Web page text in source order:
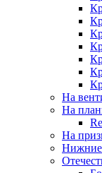
На
На
На
Нижние